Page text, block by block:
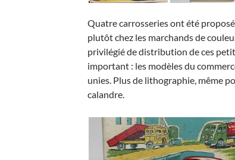
Quatre carrosseries ont été
plutôt chez les marchands de
privilégié de distribution de ces
important : les modèles du
unies. Plus de lithographie, même
calandre.